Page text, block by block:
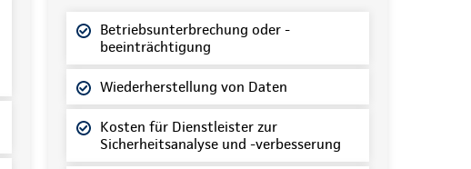
Betriebsunterbrechung oder -
beeinträchtigung
Wiederherstellung von Daten
Kosten für Dienstleister zur
Sicherheitsanalyse und -verbesserung